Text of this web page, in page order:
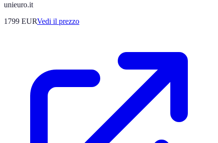
unieuro.it
1799 EURVedi il prezzo